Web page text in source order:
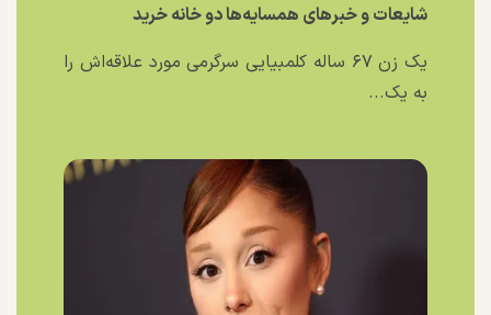
شایعات و خبر‌های همسایه‌ها دو خانه خرید
یک زن ۶۷ ساله کلمبیایی سرگرمی مورد علاقه‌اش را
به یک...